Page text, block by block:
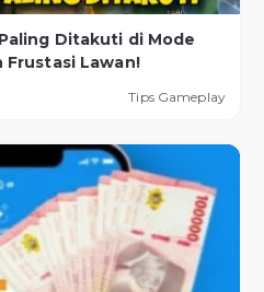
Ditakuti di Mode
Frustasi Lawan!
Tips Gameplay